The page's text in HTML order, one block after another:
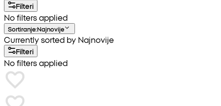
Filteri
No filters applied
Sortiranje:Najnovije
Currently sorted by Najnovije
Filteri
No filters applied